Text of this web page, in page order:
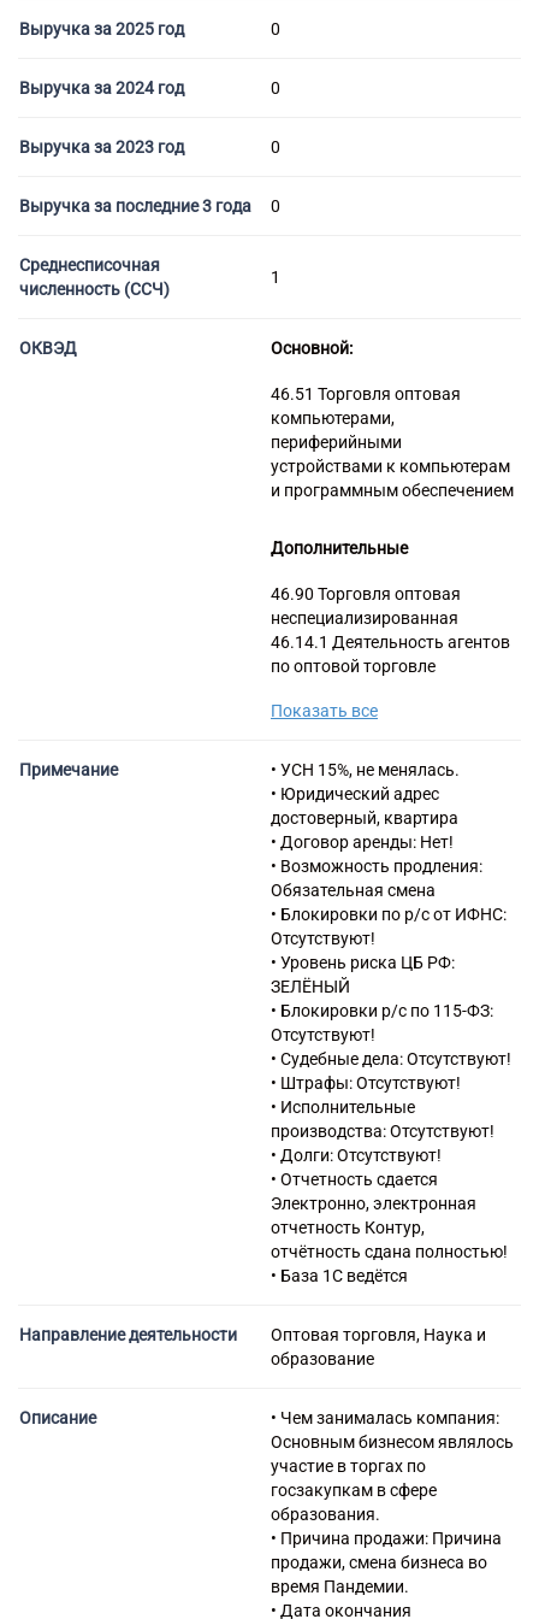
Выручка за 2025 год 0
Выручка за 2024 год 0
Выручка за 2023 год 0
Выручка за последние 3 года 0
Среднесписочная
численность (ССЧ)
1
ОКВЭД Основной:
46.51 Торговля оптовая
компьютерами,
периферийными
устройствами к компьютерам
и программным обеспечением
Дополнительные
46.90 Торговля оптовая
неспециализированная
46.14.1 Деятельность агентов
по оптовой торговле
телекоммуникационным
офисным оборудованием
46.14.9 Деятельность агентов
по оптовой торговле прочими
видами машин и
промышленным
оборудованием
46.15 Деятельность агентов
по оптовой торговле мебелью,
бытовыми товарами,
скобяными, ножевыми и
прочими металлическими
изделиями
46.15.1 Деятельность агентов
по оптовой торговле мебелью
46.15.2 Деятельность агентов
по оптовой торговле
скобяными, ножевыми и
прочими бытовыми
металлическими изделиями
46.15.3 Деятельность агентов
по оптовой торговле
электротоварами и
изделиями
46.15.4 Деятельность агентов
телеаппаратурой,
техническими носителями
информации
46.15.9 Деятельность агентов
по оптовой торговле прочими
бытовыми товарами, не
включенными в другие
группировки
46.18 Деятельность агентов,
Показать все
Примечание
• УСН 15%, не менялась.
• Юридический адрес
достоверный, квартира
• Договор аренды: Нет!
• Возможность продления:
Обязательная смена
• Блокировки по р/с от ИФНС:
Отсутствуют!
• Уровень риска ЦБ РФ:
ЗЕЛЁНЫЙ
• Блокировки р/с по 115-ФЗ:
Отсутствуют!
• Судебные дела: Отсутствуют!
• Штрафы: Отсутствуют!
• Исполнительные
производства: Отсутствуют!
• Долги: Отсутствуют!
• Отчетность сдается
Электронно, электронная
отчетность Контур,
отчётность сдана полностью!
• База 1С ведётся
Направление деятельности
Оптовая торговля, Наука и
образование
Описание
• Чем занималась компания:
Основным бизнесом являлось
участие в торгах по
госзакупкам в сфере
образования.
• Причина продажи: Причина
продажи, смена бизнеса во
время Пандемии.
• Дата окончания